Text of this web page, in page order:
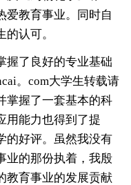
爱教育事业。同时自
认可。
握了良好的专业基础
。com大学生转载请
掌握了一套基本的科
用能力也得到了提
的好评。虽然我没有
业的那份执着，我殷
教育事业的发展贡献